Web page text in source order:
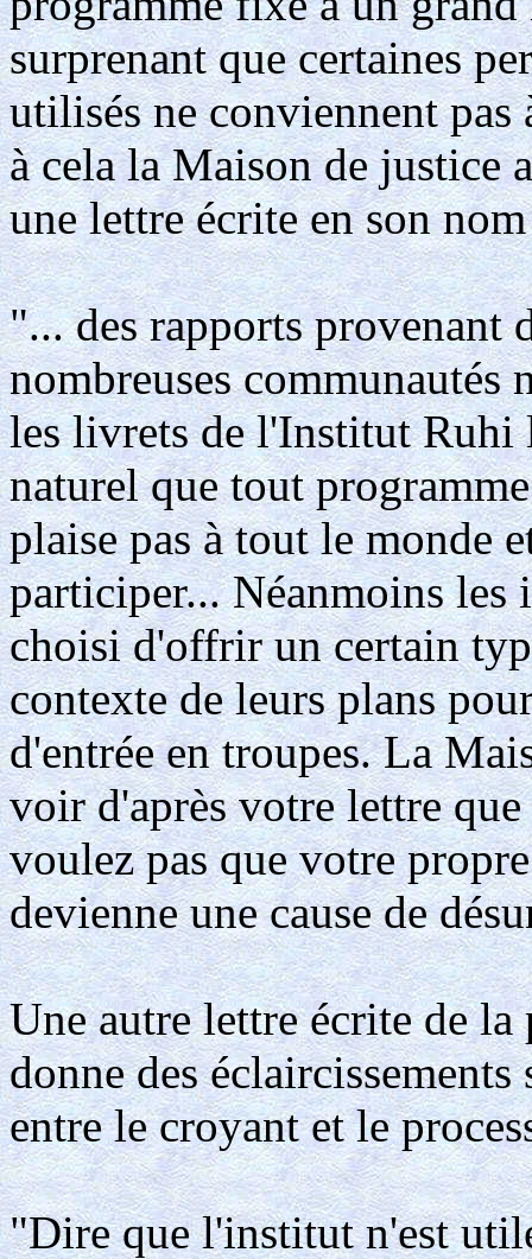
surprenant que certaines
utilisés ne conviennent pas
à cela la Maison de justice
une lettre écrite en son
"... des rapports provenant
nombreuses communautés
les livrets de l'Institut Ruhi
naturel que tout
plaise pas à tout le monde
participer... Néanmoins
choisi d'offrir un certain
contexte de leurs plans
d'entrée en troupes. La
voir d'après votre lettre
voulez pas que votre
devienne une cause de
Une autre lettre écrite de
donne des
entre le croyant et le
"Dire que l'institut n'est